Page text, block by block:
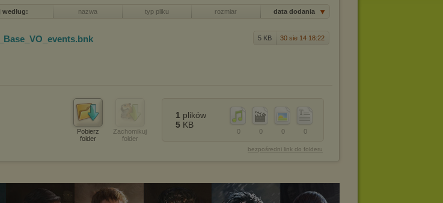
nazwa typ pliku rozmiar data dodania
5 KB 30 sie 14 18:22
.bnk
Pobierz
folder
Zachomikuj
folder
0
0
0
0
1 plików
5 KB
bezpośredni link do folderu